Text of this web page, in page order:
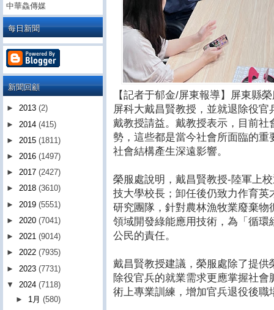
【記者于郁金/屏東報導】屏東縣
屏科大戴昌賢教授，並就退除役
戴教授請益。戴教授表示，目前
勢，這些都是當今社會所面臨的
社會結構產生深遠影響。
榮服處說明，戴昌賢教授-陸軍上
技大學校長；卸任後仍致力作育
研究團隊，針對農林漁牧業廢棄
領域開發綠能應用技術，為「循
公民的責任。
戴昌賢教授建議，榮服處除了提
除役官兵的就業需求更應掌握社
術上專業訓練，增加官兵退役後職
中華鱻傳媒
每日新聞
新聞回顧
► 2013 (2)
► 2014 (415)
► 2015 (1811)
► 2016 (1497)
► 2017 (2427)
► 2018 (3610)
► 2019 (5551)
► 2020 (7041)
► 2021 (9014)
► 2022 (7935)
► 2023 (7731)
▼ 2024 (7118)
► 1月(580)